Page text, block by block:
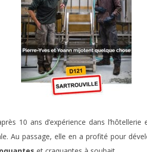
10 ans d’expérience dans
Au passage, elle en a profité pour